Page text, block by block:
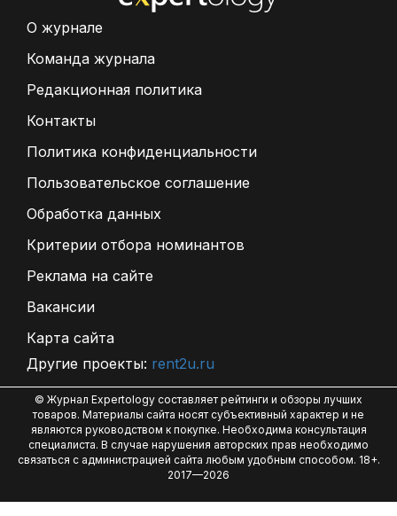
О журнале
Команда журнала
Редакционная политика
Контакты
Политика конфиденциальности
Пользовательское соглашение
Обработка данных
Критерии отбора номинантов
Реклама на сайте
Вакансии
Карта сайта
Другие проекты: rent2u.ru
© Журнал Expertology составляет рейтинги и обзоры лучших
товаров. Материалы сайта носят субъективный характер и не
являются руководством к покупке. Необходима консультация
специалиста. В случае нарушения авторских прав необходимо
связаться с администрацией сайта любым удобным способом. 18+.
2017—2026